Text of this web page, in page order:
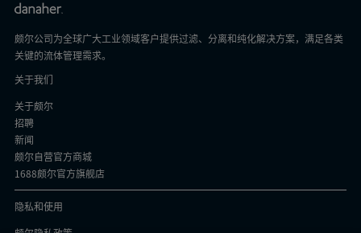
颇尔公司为全球广大工业领域客户提供过滤、分离和纯化解决方案，满足各类
关键的流体管理需求。
关于我们
关于颇尔
招聘
新闻
颇尔自营官方商城
1688颇尔官方旗舰店
隐私和使用